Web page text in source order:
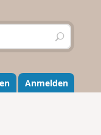
S
u
h
e
n
Anmelden